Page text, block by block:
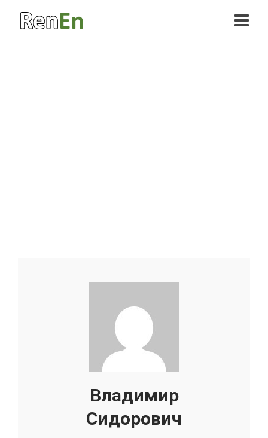
Владимир
Сидорович